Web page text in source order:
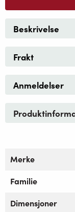
Beskrivelse
Frakt
Anmeldelser
Merke
Familie
Dimensjoner